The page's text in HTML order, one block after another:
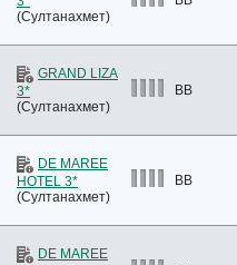
(Султанахмет)
GRAND LIZA
3*
(Султанахмет)
BB
DE MAREE
HOTEL 3*
(Султанахмет)
BB
DE MAREE